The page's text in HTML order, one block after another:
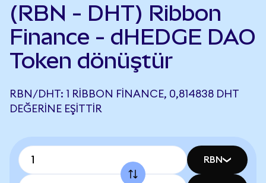
(RBN - DHT) Ribbon
Finance - dHEDGE DAO
Token dönüştür
RBN/DHT: 1 RIBBON FINANCE, 0,814838 DHT
DEĞERINE EŞITTIR
RBN